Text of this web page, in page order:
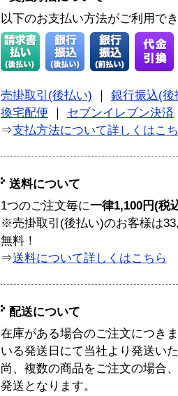
以下のお支払い方法がご利用で
売掛取引(後払い)
銀行振込(後
換宅配便
セブンイレブン決済
⇒支払方法について詳しくはこ
送料について
1つのご注文毎に一律1,100円(税
※売掛取引(後払い)のお客様は
無料！
⇒送料について詳しくはこちら
配送について
在庫がある場合のご注文につき
いる発送日にて当社より発送い
尚、複数の商品をご注文の場合
発送となります。